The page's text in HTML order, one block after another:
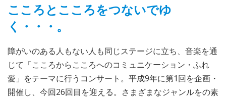
こころとこころをつないでゆ
く・・・。
障がいのある人もない人も同じステージに立ち、音楽を通
じて「こころからこころへのコミュニケーション・ふれ
愛」をテーマに行うコンサート。平成9年に第1回を企画・
開催し、今回26回目を迎える。さまざまなジャンルをの素